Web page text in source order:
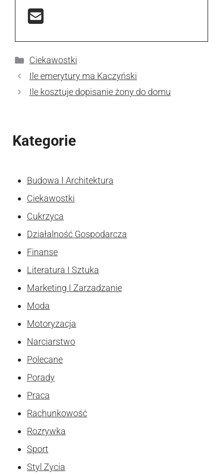
Kategorie
Ciekawostki
Ile emerytury ma Kaczyński
Ile kosztuje dopisanie żony do domu
Kategorie
Budowa I Architektura
Ciekawostki
Cukrzyca
Działalność Gospodarcza
Finanse
Literatura I Sztuka
Marketing I Zarzadzanie
Moda
Motoryzacja
Narciarstwo
Polecane
Porady
Praca
Rachunkowość
Rozrywka
Sport
Styl Zycia